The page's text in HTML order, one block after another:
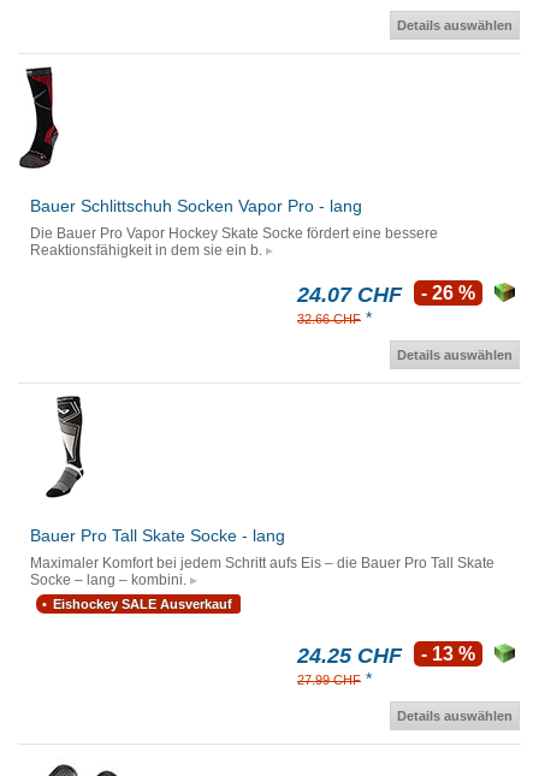
Details auswählen
Bauer Schlittschuh Socken Vapor Pro - lang
Die Bauer Pro Vapor Hockey Skate Socke fördert eine bessere
Reaktionsfähigkeit in dem sie ein b.
24.07 CHF
32.66 CHF *
- 26 %
Details auswählen
Bauer Pro Tall Skate Socke - lang
Maximaler Komfort bei jedem Schritt aufs Eis – die Bauer Pro Tall Skate
Socke – lang – kombini.
Eishockey SALE Ausverkauf
24.25 CHF
27.99 CHF *
- 13 %
Details auswählen